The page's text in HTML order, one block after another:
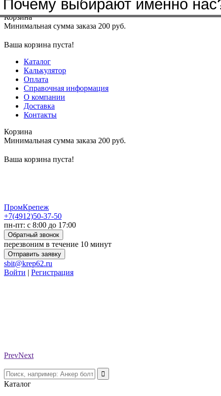
Меню+7(4912)50-37-50sbit@krep62.ru
Корзина
Минимальная сумма заказа 200 руб.
Ваша корзина пуста!
Каталог
Калькулятор
Оплата
Справочная информация
О компании
Доставка
Контакты
Корзина
Минимальная сумма заказа 200 руб.
Ваша корзина пуста!
ПромКрепеж
+7(4912)50-37-50
пн-пт: с 8:00 до 17:00
Обратный звонок
перезвоним в течение 10 минут
Отправить заявку
sbit@krep62.ru
Войти | Регистрация
PrevNext
Каталог
Почему выбирают именно